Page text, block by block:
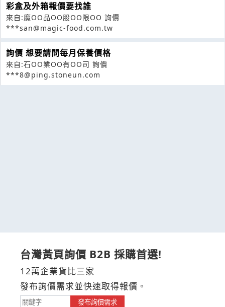
彩盒及外箱報價要找誰
來自:魔OO品OO股OO限OO 詢價
***san@magic-food.com.tw
詢價 想要請問每月保養價格
來自:石OO業OO有OO司 詢價
***8@ping.stoneun.com
台灣黃頁詢價 B2B 採購首選!
12萬企業貨比三家
發布詢價需求並快速取得報價。
發布詢價需求